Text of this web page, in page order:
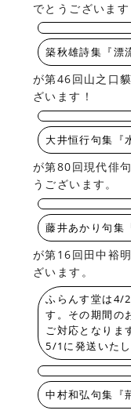
でとうございます
築秋雄詩集『漂
が第46回山之口
ざいます！
大井恒行句集『
が第80回現代俳
うございます。
藤井あかり句集
が第16回田中裕
ざいます。
ふらんす堂は4/
す。その期間の
ご対応となりま
5/1に発送いたし
中村和弘句集『